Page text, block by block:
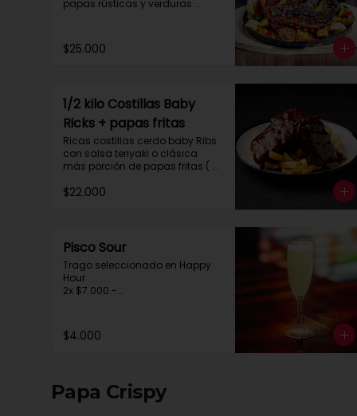
papas rústicas y verduras
aprox.
$25.000
1/2 kilo Costillas Baby
Ricks + papas fritas
Ricas costillas cerdo baby Ribs
con salsa teriyaki o clásica
más porción de papas fritas (
$22.000
Pisco Sour
Trago seleccionado en Happy
Hour
2x $7.000.-
$4.000
Papa Crispy